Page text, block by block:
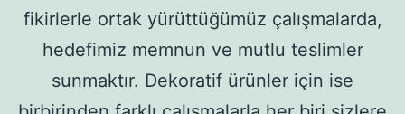
fikirlerle ortak yürüttüğümüz çalışmalarda,
hedefimiz memnun ve mutlu teslimler
sunmaktır. Dekoratif ürünler için ise